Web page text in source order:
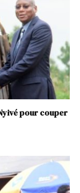
pour couper